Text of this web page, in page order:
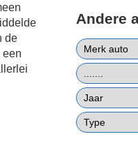
de
een
Andere